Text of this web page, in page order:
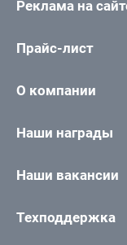
Реклама на
Прайс-лист
О компании
Наши награды
Наши вакансии
Техподдержка